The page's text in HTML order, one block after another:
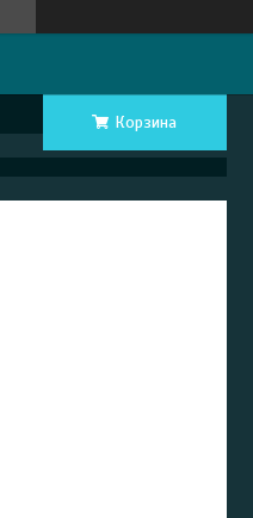
Корзина